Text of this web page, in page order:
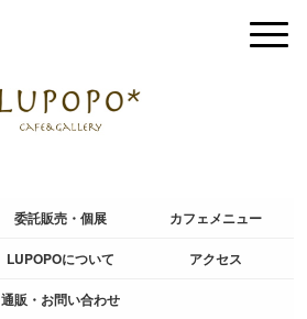
委託販売・個展 カフェメニュー
LUPOPOについて アクセス
通販・お問い合わせ